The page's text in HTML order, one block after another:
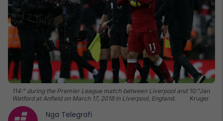
114:" during the Premier League match between Liverpool and
Watford at Anfield on March 17, 2018 in Liverpool, England.
10:"Jan
Kruger
Nga Telegrafi